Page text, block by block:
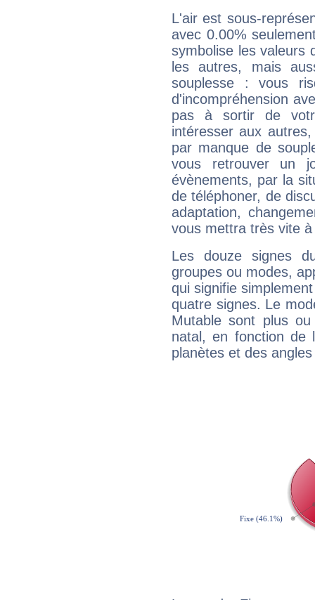
L'air est sous-
avec 0.00%
symbolise les valeurs
les autres, mais
souplesse : vous
d'incompréhension
pas à sortir de
intéresser aux
par manque de
vous retrouver un
évènements, par la
de téléphoner, de
adaptation,
vous mettra très vite
Les douze signes
groupes ou modes,
qui signifie
quatre signes. Le
Mutable sont plus
natal, en fonction de
planètes et des